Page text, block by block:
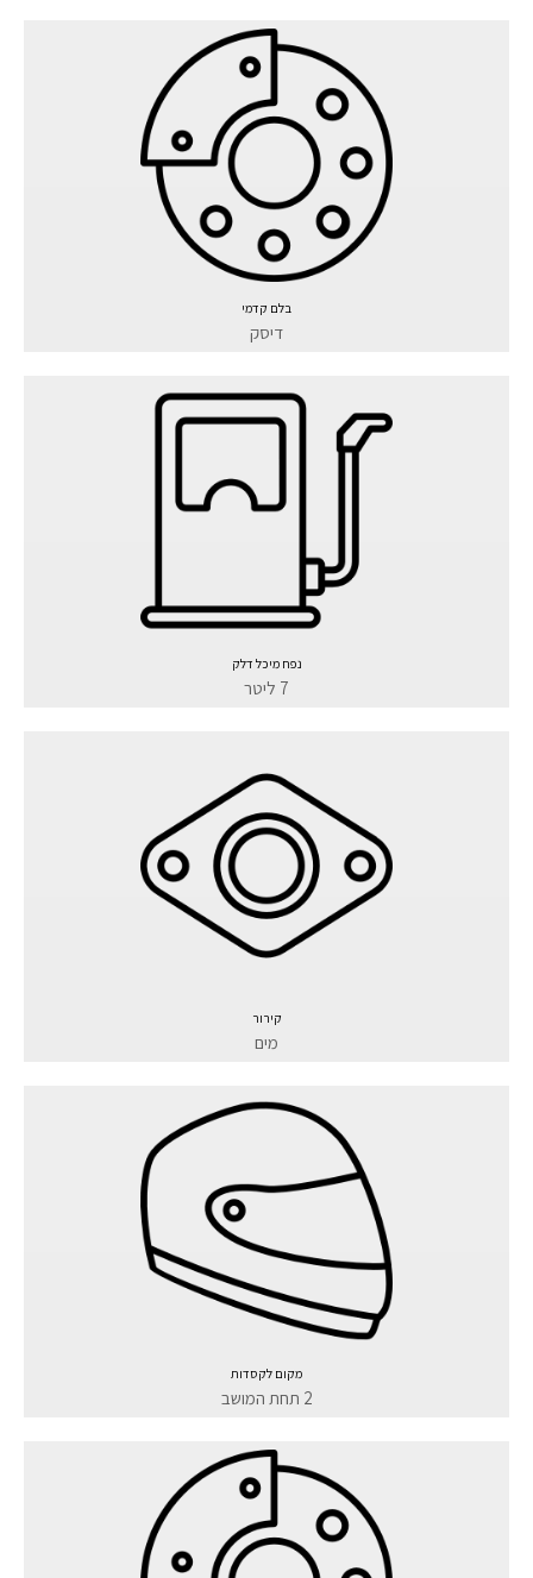
בלם קדמי
דיסק
נפח מיכל דלק
7 ליטר
קירור
מים
מקום לקסדות
2 תחת המושב